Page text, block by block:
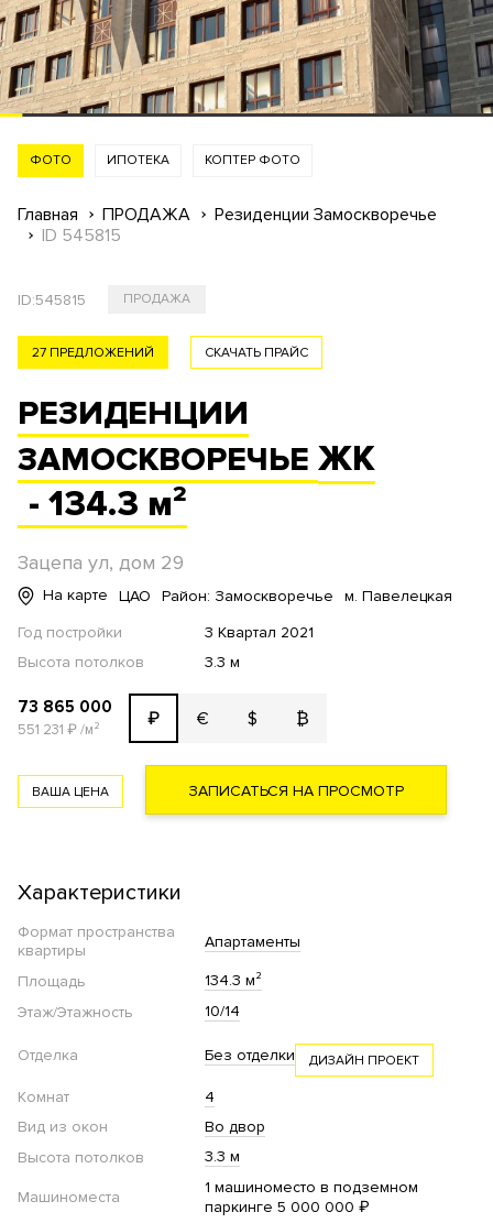
ФОТО ИПОТЕКА КОПТЕР ФОТО
Главная ПРОДАЖА
Резиденции Замоскворечье
ID 545815
ID:545815 ПРОДАЖА
СКАЧАТЬ ПРАЙС
27 ПРЕДЛОЖЕНИЙ
РЕЗИДЕНЦИИ
ЗАМОСКВОРЕЧЬЕ ЖК
- 134.3 м²
Зацепа ул, дом 29
На карте ЦАО Район: Замоскворечье
м. Павелецкая
Год постройки
3 Квартал 2021
Высота потолков
3.3 м
73 865 000
551 231 ₽/м² ₽ € $ ₿
ВАША ЦЕНА ЗАПИСАТЬСЯ НА ПРОСМОТР
Характеристики
Формат пространства
квартиры
Апартаменты
Площадь
134.3 м²
Этаж/Этажность
10/14
Отделка Без отделки ДИЗАЙН ПРОЕКТ
Комнат
4
Вид из окон
Во двор
Высота потолков
3.3 м
Машиноместа
1 машиноместо в подземном
паркинге 5 000 000 ₽